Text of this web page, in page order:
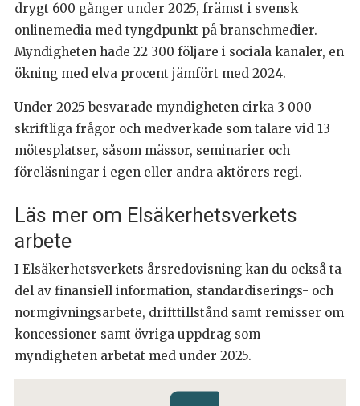
drygt 600 gånger under 2025, främst i svensk
onlinemedia med tyngdpunkt på branschmedier.
Myndigheten hade 22 300 följare i sociala kanaler, en
ökning med elva procent jämfört med 2024.
Under 2025 besvarade myndigheten cirka 3 000
skriftliga frågor och medverkade som talare vid 13
mötesplatser, såsom mässor, seminarier och
föreläsningar i egen eller andra aktörers regi.
Läs mer om Elsäkerhetsverkets
arbete
I Elsäkerhetsverkets årsredovisning kan du också ta
del av finansiell information, standardiserings- och
normgivningsarbete, drifttillstånd samt remisser om
koncessioner samt övriga uppdrag som
myndigheten arbetat med under 2025.